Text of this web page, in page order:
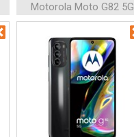
Motorola Moto G82 5G